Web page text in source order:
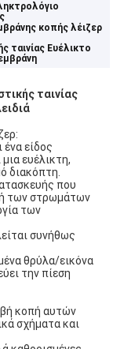
κοπής λέιζερ
ταινίας Ευέλικτο
ταινίας
είδος
ευέλικτη,
διακόπτη.
που
των στρωμάτων
των
συνήθως
θρύλα/εικόνα
την πίεση
κοπή αυτών
σχήματα και